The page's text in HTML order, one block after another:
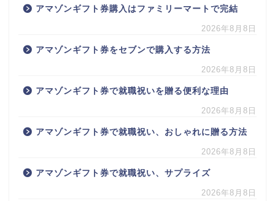
アマゾンギフト券購入はファミリーマートで完結
2026年8月8日
アマゾンギフト券をセブンで購入する方法
2026年8月8日
アマゾンギフト券で就職祝いを贈る便利な理由
2026年8月8日
アマゾンギフト券で就職祝い、おしゃれに贈る方法
2026年8月8日
アマゾンギフト券で就職祝い、サプライズ
2026年8月8日